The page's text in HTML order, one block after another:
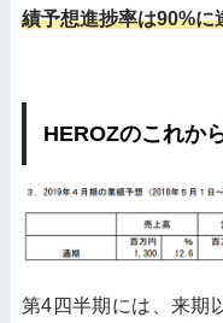
績予想進捗率は90%に
HEROZのこれか
第4四半期には、来期